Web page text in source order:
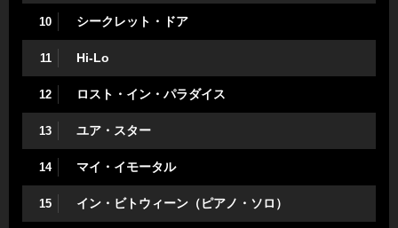
10 シークレット・ドア
11 Hi-Lo
12 ロスト・イン・パラダイス
13 ユア・スター
14 マイ・イモータル
15 イン・ビトウィーン（ピアノ・ソロ）